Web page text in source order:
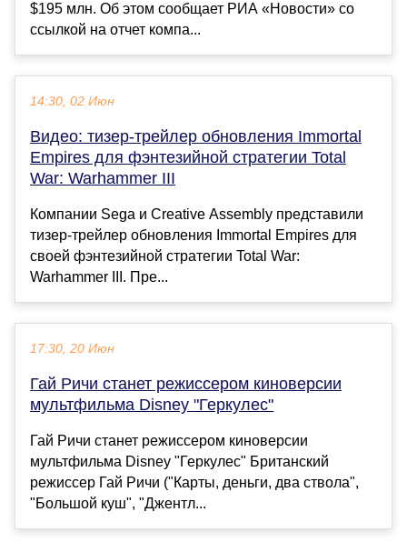
$195 млн. Об этом сообщает РИА «Новости» со
ссылкой на отчет компа...
14:30, 02 Июн
Видео: тизер-трейлер обновления Immortal
Empires для фэнтезийной стратегии Total
War: Warhammer III
Компании Sega и Creative Assembly представили
тизер-трейлер обновления Immortal Empires для
своей фэнтезийной стратегии Total War:
Warhammer III. Пре...
17:30, 20 Июн
Гай Ричи станет режиссером киноверсии
мультфильма Disney "Геркулес"
Гай Ричи станет режиссером киноверсии
мультфильма Disney "Геркулес" Британский
режиссер Гай Ричи ("Карты, деньги, два ствола",
"Большой куш", "Джентл...